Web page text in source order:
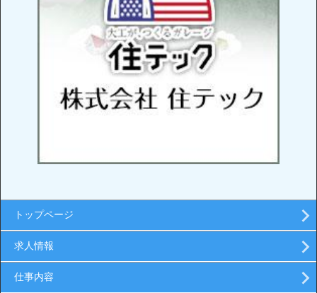
トップページ
求人情報
仕事内容